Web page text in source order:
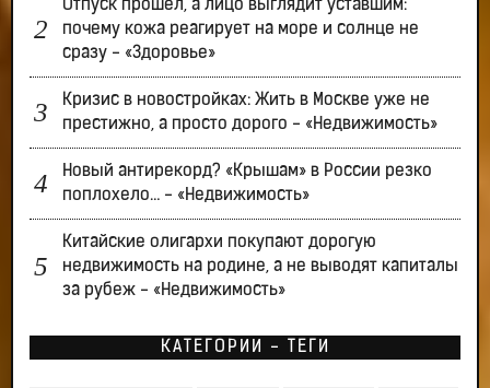
Отпуск прошел, а лицо выглядит уставшим:
почему кожа реагирует на море и солнце не
сразу - «Здоровье»
Кризис в новостройках: Жить в Москве уже не
престижно, а просто дорого - «Недвижимость»
Новый антирекорд? «Крышам» в России резко
поплохело… - «Недвижимость»
Китайские олигархи покупают дорогую
недвижимость на родине, а не выводят капиталы
за рубеж - «Недвижимость»
КАТЕГОРИИ - ТЕГИ